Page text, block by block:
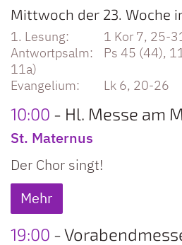
Datum: 11. September 2024
Mittwoch der 23. Woche
1 Kor 7, 25-
Ps 45 (44),
11a)
Lk 6, 20-26
10:00 Hl. Messe am
St. Maternus
Der Chor singt!
Mehr
19:00